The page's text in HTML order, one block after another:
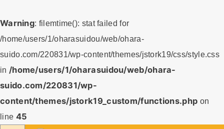
Warning: filemtime(): stat failed for
/home/users/1/oharasuidou/web/ohara-
suido.com/220831/wp-content/themes/jstork19/css/style.css
in /home/users/1/oharasuidou/web/ohara-
suido.com/220831/wp-
content/themes/jstork19_custom/functions.php on
line 45